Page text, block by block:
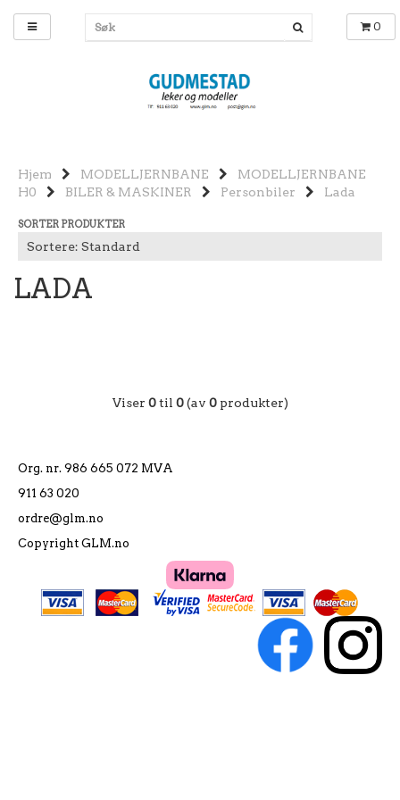
0
Hjem MODELLJERNBANE
MODELLJERNBANE
H0
BILER & MASKINER Personbiler Lada
SORTER PRODUKTER
LADA
Viser 0til 0(av 0produkter)
Org. nr. 986 665 072 MVA
911 63 020
ordre@glm.no
Copyright GLM.no